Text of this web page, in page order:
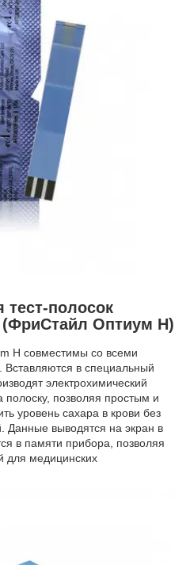
тест-полосок
(ФриСтайл Оптиум Н)
H совместимы со всеми
в специальный
электрохимический
позволяя простым и
уровень сахара в крови без
Данные выводятся на экран в
в памяти прибора, позволяя
для медицинских